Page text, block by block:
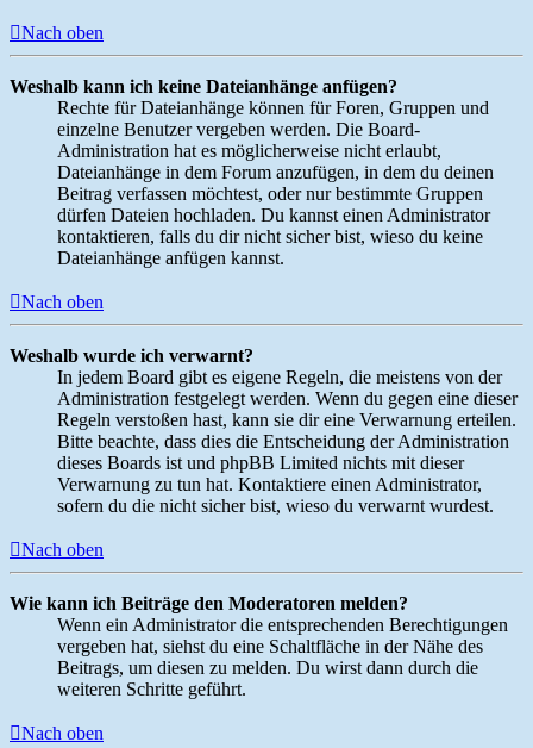
Nach oben
Weshalb kann ich keine Dateianhänge anfügen?
Rechte für Dateianhänge können für Foren, Gruppen und
einzelne Benutzer vergeben werden. Die Board-
Administration hat es möglicherweise nicht erlaubt,
Dateianhänge in dem Forum anzufügen, in dem du deinen
Beitrag verfassen möchtest, oder nur bestimmte Gruppen
dürfen Dateien hochladen. Du kannst einen Administrator
kontaktieren, falls du dir nicht sicher bist, wieso du keine
Dateianhänge anfügen kannst.
Nach oben
Weshalb wurde ich verwarnt?
In jedem Board gibt es eigene Regeln, die meistens von der
Administration festgelegt werden. Wenn du gegen eine dieser
Regeln verstoßen hast, kann sie dir eine Verwarnung erteilen.
Bitte beachte, dass dies die Entscheidung der Administration
dieses Boards ist und phpBB Limited nichts mit dieser
Verwarnung zu tun hat. Kontaktiere einen Administrator,
sofern du die nicht sicher bist, wieso du verwarnt wurdest.
Nach oben
Wie kann ich Beiträge den Moderatoren melden?
Wenn ein Administrator die entsprechenden Berechtigungen
vergeben hat, siehst du eine Schaltfläche in der Nähe des
Beitrags, um diesen zu melden. Du wirst dann durch die
weiteren Schritte geführt.
Nach oben